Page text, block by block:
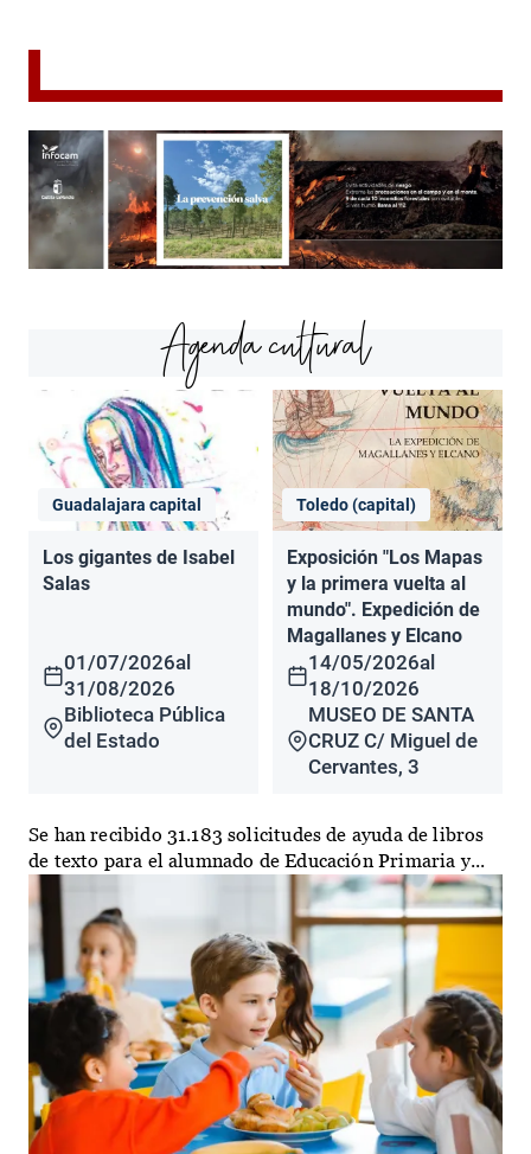
Agenda cultural
Guadalajara capital
Los gigantes de Isabel
Salas
01/07/2026al
31/08/2026
Biblioteca Pública
del Estado
Toledo (capital)
Exposición "Los Mapas
y la primera vuelta al
mundo". Expedición de
Magallanes y Elcano
14/05/2026al
18/10/2026
MUSEO DE SANTA
CRUZ C/ Miguel de
Cervantes, 3
Se han recibido 31.183 solicitudes de ayuda de libros
de texto para el alumnado de Educación Primaria y...